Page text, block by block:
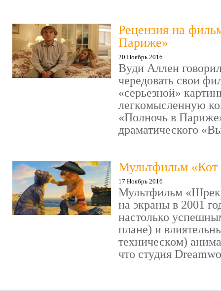
Рецензия на
Париже»
20 Ноябрь 2016
Вуди Аллен
чередовать свои
«серьезной»
легкомысленную
«Полночь в
драматического
Мультфильм «Кот
17 Ноябрь 2016
Мультфильм
на экраны в 2001
настолько
плане) и
техническом)
что студия